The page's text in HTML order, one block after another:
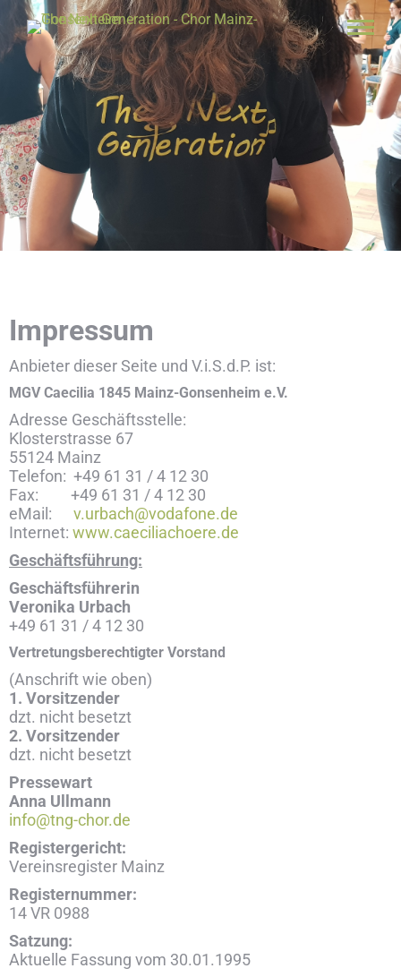
Impressum
Anbieter dieser Seite und V.i.S.d.P. ist:
MGV Caecilia 1845 Mainz-Gonsenheim e.V.
Adresse Geschäftsstelle:
Klosterstrasse 67
55124 Mainz
Telefon: +49 61 31 / 4 12 30
Fax: +49 61 31 / 4 12 30
eMail: v.urbach@vodafone.de
Internet: www.caeciliachoere.de
Geschäftsführung:
Geschäftsführerin
Veronika Urbach
+49 61 31 / 4 12 30
Vertretungsberechtigter Vorstand
(Anschrift wie oben)
1. Vorsitzender
dzt. nicht besetzt
2. Vorsitzender
dzt. nicht besetzt
Pressewart
Anna Ullmann
info@tng-chor.de
Registergericht:
Vereinsregister Mainz
Registernummer:
14 VR 0988
Satzung:
Aktuelle Fassung vom 30.01.1995